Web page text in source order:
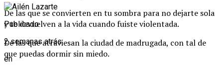
De las que se convierten en tu sombra para no dejarte sola
y te devuelven a la vida cuando fuiste violentada.
De las que atraviesan la ciudad de madrugada, con tal de
que puedas dormir sin miedo.
Publicado
2 semanas atrás
en